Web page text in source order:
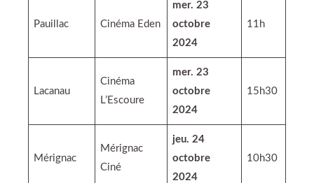
Pauillac Cinéma Eden
mer. 23
octobre
2024
11h
Lacanau
Cinéma
L’Escoure
mer. 23
octobre
2024
15h30
Mérignac
Mérignac
Ciné
jeu. 24
octobre
2024
10h30